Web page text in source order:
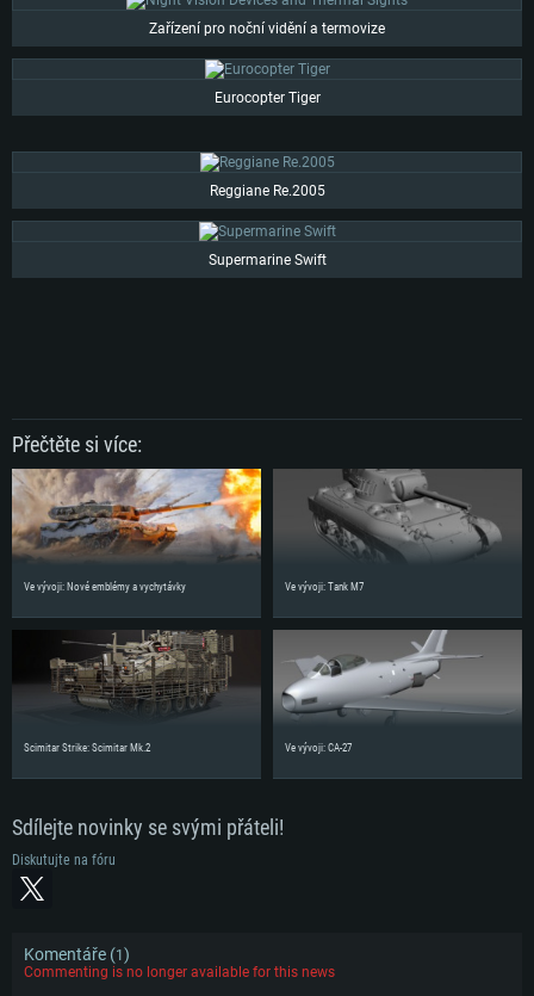
Zařízení pro noční vidění a termovize
Eurocopter Tiger
Reggiane Re.2005
Supermarine Swift
Přečtěte si více:
Ve vývoji: Nové emblémy a vychytávky Ve vývoji: Tank M7
Scimitar Strike: Scimitar Mk.2 Ve vývoji: CA-27
Sdílejte novinky se svými přáteli!
Diskutujte na fóru
Komentáře (1 )
Commenting is no longer available for this news